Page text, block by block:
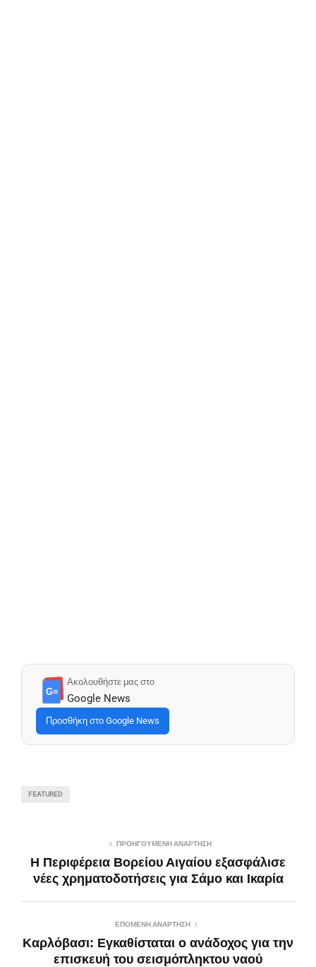
G≡
Ακολουθήστε μας στο
Google News
Προσθήκη στο Google News
FEATURED
ΠΡΟΗΓΟΎΜΕΝΗ ΑΝΆΡΤΗΣΗ
Η Περιφέρεια Βορείου Αιγαίου εξασφάλισε
νέες χρηματοδοτήσεις για Σάμο και Ικαρία
ΕΠΌΜΕΝΗ ΑΝΆΡΤΗΣΗ
Καρλόβασι: Εγκαθίσταται ο ανάδοχος για την
επισκευή του σεισμόπληκτου ναού